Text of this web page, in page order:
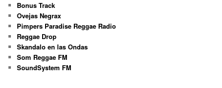
Bonus Track
Ovejas Negrax
Pimpers Paradise Reggae Radio
Reggae Drop
Skandalo en las Ondas
Som Reggae FM
SoundSystem FM